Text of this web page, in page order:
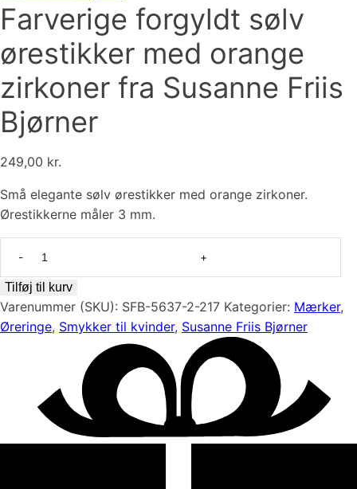
Farverige forgyldt sølv
ørestikker med orange
zirkoner fra Susanne Friis
Bjørner
249,00 kr.
Små elegante sølv ørestikker med orange zirkoner.
Ørestikkerne måler 3 mm.
forgyldt
sølv
ørestikker
med
Susanne
Bjørner
Tilføj til kurv
Varenummer (SKU): SFB-5637-2-217 Kategorier: Mærker,
Øreringe, Smykker til kvinder, Susanne Friis Bjørner